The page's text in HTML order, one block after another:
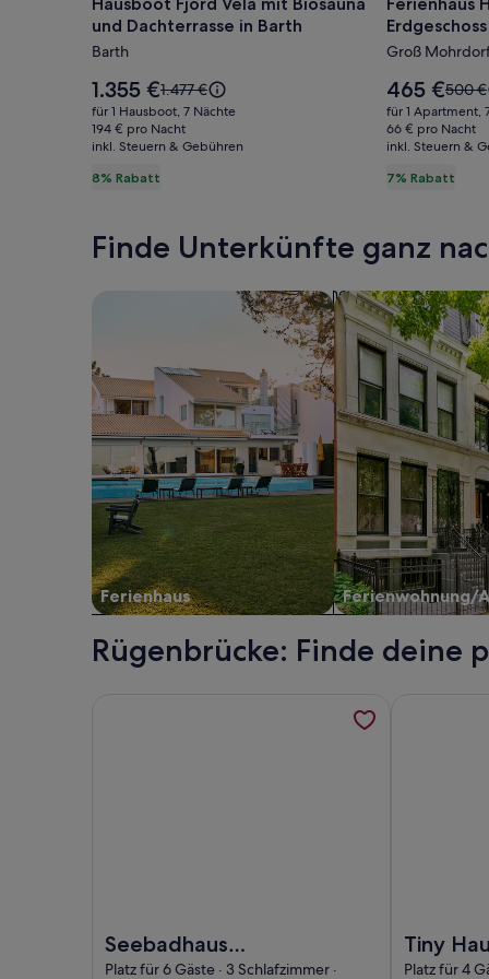
Hausboot
Fjord
Vela
mit
Biosauna
und
Dachterrasse
in
und Dachterrasse in Barth
Barth
8% Rabatt
Der
Preis
beträgt
1.355 €.
1.355 €Der
alte
Preis
war
zum
1.477 €
für 1 Hausboot, 7 Nächte
194 € pro Nacht
inkl. Steuern & Gebühren
Ferienhaus
Hempel
/
Wohnung
/
WLAN
vorhanden
Groß
7% Rabatt
Der
Preis
beträgt
465 €.
465 €Der
alte
Preis
war
siehe
zum
500 €
für 1 Apartment,
66 € pro Nacht
inkl. Steuern &
Finde Unterkünfte ganz
Ferienhaus
Suche nach Ferienhäusern
Ferienwohnung/
Suche nach
Rügenbrücke: Finde deine
Seebadhaus
unmittelbar an
Platz für 6 Gäste · 3 Schlafzimmer ·
Tiny
-
Platz für 4